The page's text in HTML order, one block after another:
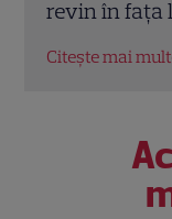
Citește mai multe